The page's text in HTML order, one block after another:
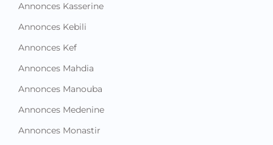
Annonces Kasserine
Annonces Kebili
Annonces Kef
Annonces Mahdia
Annonces Manouba
Annonces Medenine
Annonces Monastir